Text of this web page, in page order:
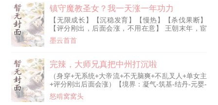
手→特性·直击要害！】 【直击要害：所有攻击视为
要害攻击，且要害伤害倍数修改为3倍。】 ......
【叮！消耗破限点*5，提升大针蜂潜力成功，当前潜
力：霸主级！】 ...... 【叮！完成任务·从今天开始不
当人了！获得奖励......】 ...... 忠诚勇猛的大针蜂，自
后，我的大针蜂无敌了》，《我今日的成就，全靠一
点一滴的努力》
画面： 【绑定女神：天仙】 【付出必有回报系统启
动】 从此，他的娱乐圈生存法则彻底改变： 送一瓶
水，现金到账，体能增强； 解一次围，技能到手，
属性暴涨。 救于危
镇守魔教圣女？我一天涨一年功力
【无限成长】【沉稳发育】【慢热】【杀伐果断】
【评分刚出，后面会涨，不用在意】 王朝末年，宦
官当权，魔教兴起…… 在这个妖魔乱世当中， 陈然
穿越为了一个手无缚鸡之力的狱卒 好在觉醒了金手
力】 【镇守玄冥老魔五十年，奖励：天魔解体大
法】 【镇守妖族真龙八十年：奖励：不灭龙躯】 陈
然本以为自己会苟在天牢，慢慢变强。 可却遭上司
打压，被迫负责看守魔教圣女，稍有
墨云首首
完辣，大师兄真把中州打沉啦
（身穿+无系统+大帝流+不无脑爽+不乱叉人+单女主
+评分刚出后面会涨）【境界：凝气-筑基-结丹-元婴-
化神-道境-至尊境-圣境-准帝-大帝】 身穿四十年，江
长生成了落魄峰的大师兄。 师兄师兄，若是师弟师
怒啃窝窝头